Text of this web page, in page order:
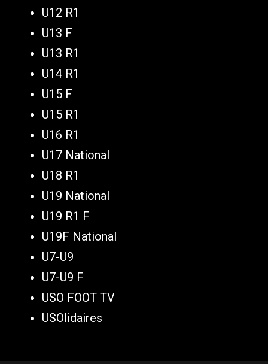
U12 R1
U13 F
U13 R1
U14 R1
U15 F
U15 R1
U16 R1
U17 National
U18 R1
U19 National
U19 R1 F
U19F National
U7-U9
U7-U9 F
USO FOOT TV
USOlidaires